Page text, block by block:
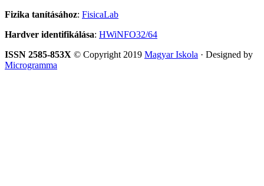
Fizika tanításához: FisicaLab
Hardver identifikálása: HWiNFO32/64
ISSN 2585-853X © Copyright 2019 Magyar Iskola · Designed by
Microgramma